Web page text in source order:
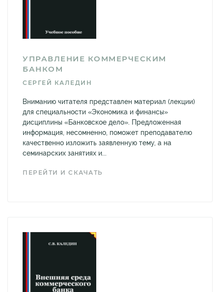
УПРАВЛЕНИЕ КОММЕРЧЕСКИМ
БАНКОМ
СЕРГЕЙ КАЛЕДИН
Вниманию читателя представлен материал (лекции)
для специальности «Экономика и финансы»
дисциплины «Банковское дело». Предложенная
информация, несомненно, поможет преподавателю
качественно изложить заявленную тему, а на
семинарских занятиях и...
ПЕРЕЙТИ И СКАЧАТЬ